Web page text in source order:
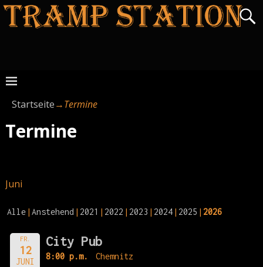
Startseite→Termine
Termine
Juni
Alle Anstehend 2021 2022 2023 2024 2025 2026
FR.
12
JUNI
City Pub
8:00 p.m. Chemnitz